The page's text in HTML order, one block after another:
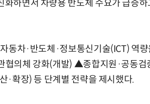
화하면서 차량용 반도체 수요가 급증
동차·반도체·정보통신기술(ICT) 역
협의체 강화(개발) ▲종합지원·공동
·확장) 등 단계별 전략을 제시했다.